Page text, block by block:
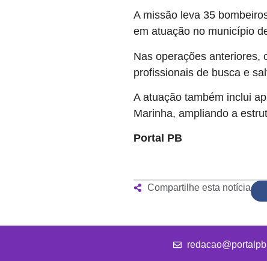
A missão leva 35
em atuação no município
Nas operações anteriores,
profissionais de busca e
A atuação também inclui
Marinha, ampliando a
Portal PB
Compartilhe esta notícia